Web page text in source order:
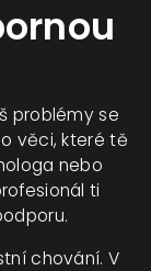
problémy se
věci, které tě
nebo
ti
chování. V